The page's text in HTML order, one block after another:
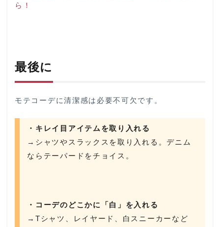
ら！
最後に
モテコーデに清潔感は必要不可欠です。
・キレイ目アイテムを取り入れる
→シャツやスラックスを取り入れる。デニム
ならテーパードをチョイス。
・コーデのどこかに「白」を入れる
→Tシャツ、レイヤード、白スニーカーなど